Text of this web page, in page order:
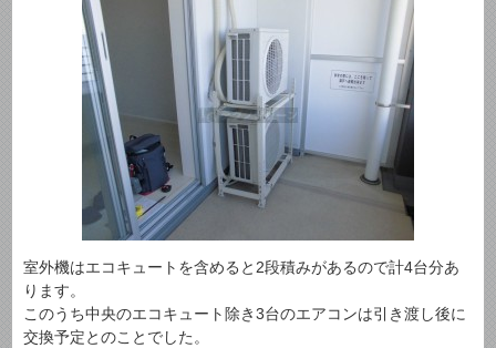
室外機はエコキュートを含めると2段積みがあるので計4台分あ
ります。
このうち中央のエコキュート除き3台のエアコンは引き渡し後に
交換予定とのことでした。